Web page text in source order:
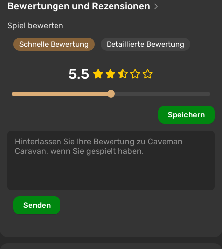
Bewertungen und Rezensionen
Spiel bewerten
Schnelle Bewertung Detaillierte Bewertung
5.5
Speichern
Senden